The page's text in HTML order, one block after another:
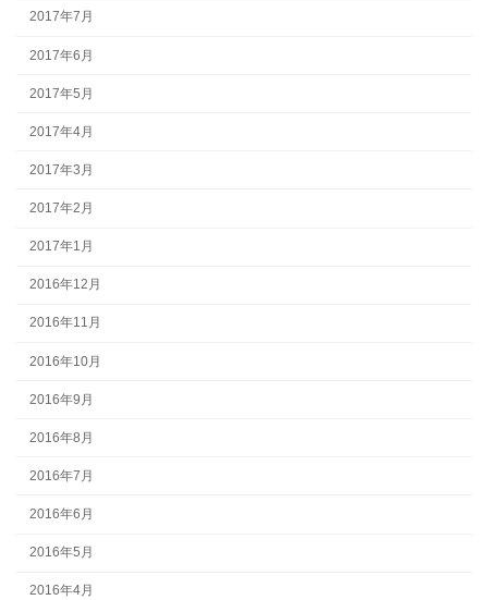
2017年7月
2017年6月
2017年5月
2017年4月
2017年3月
2017年2月
2017年1月
2016年12月
2016年11月
2016年10月
2016年9月
2016年8月
2016年7月
2016年6月
2016年5月
2016年4月